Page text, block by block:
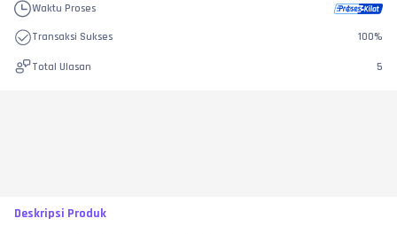
Waktu Proses
Transaksi Sukses 100%
Total Ulasan 5
Deskripsi Produk